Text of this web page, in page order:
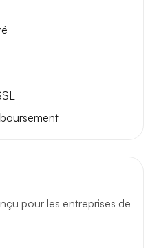
pour les entreprises de